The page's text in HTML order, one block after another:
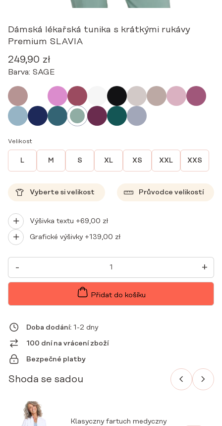
Dámská lékařská tunika s krátkými rukávy
Premium SLAVIA
249,90 zł
Barva: SAGE
Velikost
L M S XL XS XXL XXS
Vyberte si velikost Průvodce velikostí
Výšivka textu +69,00 zł
Grafické výšivky +139,00 zł
-
DÁMSKÁ
LÉKAŘSKÁ
TUNIKA
S
MNOŽSTVÍ
+
Přidat do košíku
Doba dodání: 1-2 dny
100 dní na vrácení zboží
Bezpečné platby
Shoda se sadou
Klasyczny fartuch medyczny